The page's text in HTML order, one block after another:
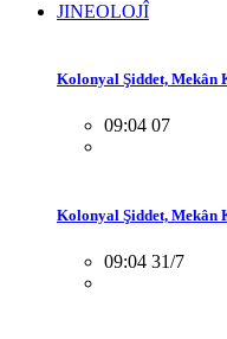
JINEOLOJÎ
Kolonyal Şiddet, Mekân
09:04 07
Kolonyal Şiddet, Mekân
09:04 31/7